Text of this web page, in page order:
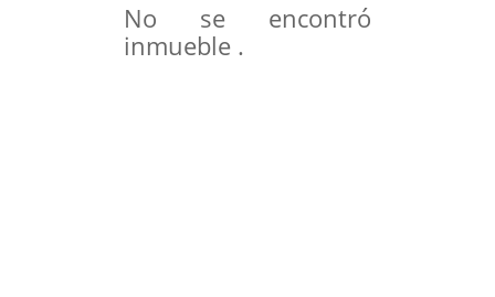
No se encontró
inmueble .